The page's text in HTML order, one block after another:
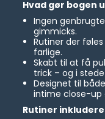
Hvad gør bogen
Ingen
gimmicks.
Rutiner der
farlige.
Skabt til at få
trick – og i
Designet til
intime close-up
Rutiner